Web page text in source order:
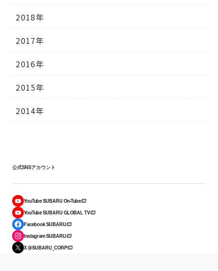
2018年
2017年
2016年
2015年
2014年
公式SNSアカウント
YouTube SUBARU On-Tube
YouTube SUBARU GLOBAL TV
Facebook SUBARU
Instagram SUBARU
X @SUBARU_CORP